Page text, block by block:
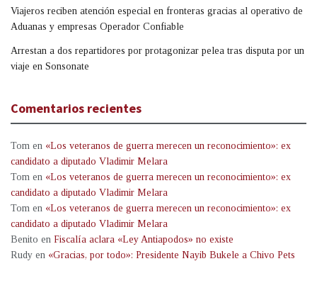
Viajeros reciben atención especial en fronteras gracias al operativo de
Aduanas y empresas Operador Confiable
Arrestan a dos repartidores por protagonizar pelea tras disputa por un
viaje en Sonsonate
Comentarios recientes
Tom en «Los veteranos de guerra merecen un reconocimiento»: ex
candidato a diputado Vladimir Melara
Tom en «Los veteranos de guerra merecen un reconocimiento»: ex
candidato a diputado Vladimir Melara
Tom en «Los veteranos de guerra merecen un reconocimiento»: ex
candidato a diputado Vladimir Melara
Benito en Fiscalía aclara «Ley Antiapodos» no existe
Rudy en «Gracias, por todo»: Presidente Nayib Bukele a Chivo Pets